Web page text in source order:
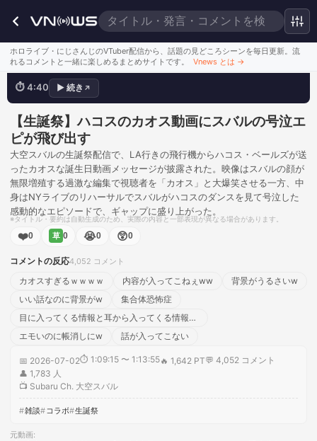
ホロライブ・にじさんじのVTuber配信から、話題の見どころシーンを毎日更新。流
れるコメントと一緒に楽しめるまとめサイトです。
Vnews とは →
カオスすぎるｗｗｗｗ
自由のハコス
⏱4:40 ▶ 続き ↗
【生誕祭】ハコスのカオス動画にスバルの号泣エ
ピが飛び出す
大空スバルの生誕祭配信で、LA行きの飛行機からハコス・ベールズが送
ったカオスな誕生日動画メッセージが披露された。映像はスバルの顔が
無限増殖する過激な編集で視聴者を「カオス」と大爆笑させる一方、中
身はNYライブのリハーサルでスバルがハコスのダンスを見て号泣した
感動的なエピソードで、ギャップに盛り上がった。
※タイトル・要約は自動生成のため、実際の内容と一部表現が異なる場合があります。
❤️0 草 0 😭0 😲0
コメントの反応4,052 コメント
カオスすぎるｗｗｗｗ 内容が入ってこねぇww
背景がうるさいw
いい話なのに背景がw
集合体恐怖症
目に入ってくる情報と耳から入ってくる情報の温度差がすげぇw
エモいのに帳消しにw
話が入ってこない
📅 2026-07-02⏱ 1:09:15 〜 1:13:55🔥 1,642 PT💬 4,052 コメント
👤 1,783 人
📺 Subaru Ch. 大空スバル
雑談 コラボ 生誕祭
元動画: